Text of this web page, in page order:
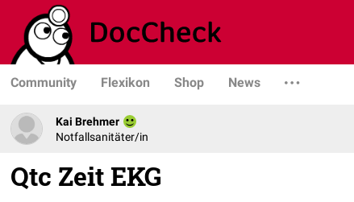
Community Flexikon Shop News
Kai Brehmer
Notfallsanitäter/in
Qtc Zeit EKG